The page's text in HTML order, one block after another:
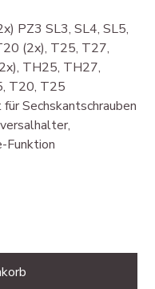
PZ3 SL3, SL4, SL5,
(2x), T25, T27,
TH25, TH27,
T20, T25
Sechskantschrauben
Funktion